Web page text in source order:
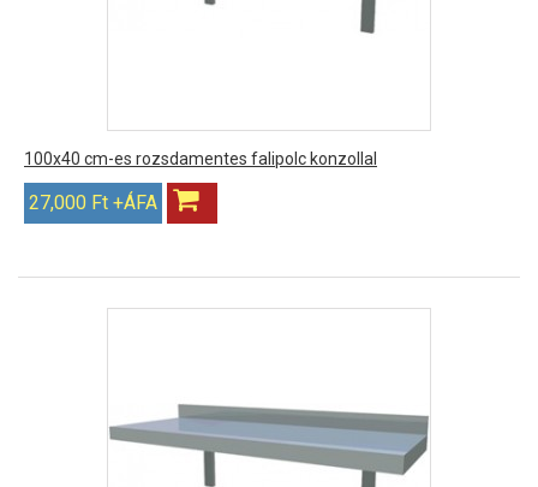
100x40 cm-es rozsdamentes falipolc konzollal
27,000 Ft +ÁFA